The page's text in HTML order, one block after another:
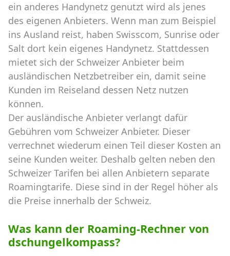
ein anderes Handynetz genutzt wird als jenes
des eigenen Anbieters. Wenn man zum Beispiel
ins Ausland reist, haben Swisscom, Sunrise oder
Salt dort kein eigenes Handynetz. Stattdessen
mietet sich der Schweizer Anbieter beim
ausländischen Netzbetreiber ein, damit seine
Kunden im Reiseland dessen Netz nutzen
können.
Der ausländische Anbieter verlangt dafür
Gebühren vom Schweizer Anbieter. Dieser
verrechnet wiederum einen Teil dieser Kosten an
seine Kunden weiter. Deshalb gelten neben den
Schweizer Tarifen bei allen Anbietern separate
Roamingtarife. Diese sind in der Regel höher als
die Preise innerhalb der Schweiz.
Was kann der Roaming-Rechner von
dschungelkompass?